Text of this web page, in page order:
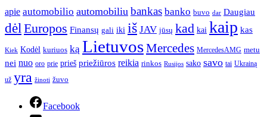
apie automobilio automobiliu bankas banko buvo dar Daugiau
dėlEuropos Finansų gali iki iš JAV jūsų kad kai kaip kas
Kiek Kodėl kuriuos ką LietuvosMercedes MercedesAMG metu
nei nuo oro prie prieš priežiūros reikia rinkos Rusijos sako savo tai Ukrainą
už yra žinoti žuvo
Facebook